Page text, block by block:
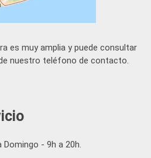
es muy amplia y puede consultar
nuestro teléfono de contacto.
Domingo - 9h a 20h.